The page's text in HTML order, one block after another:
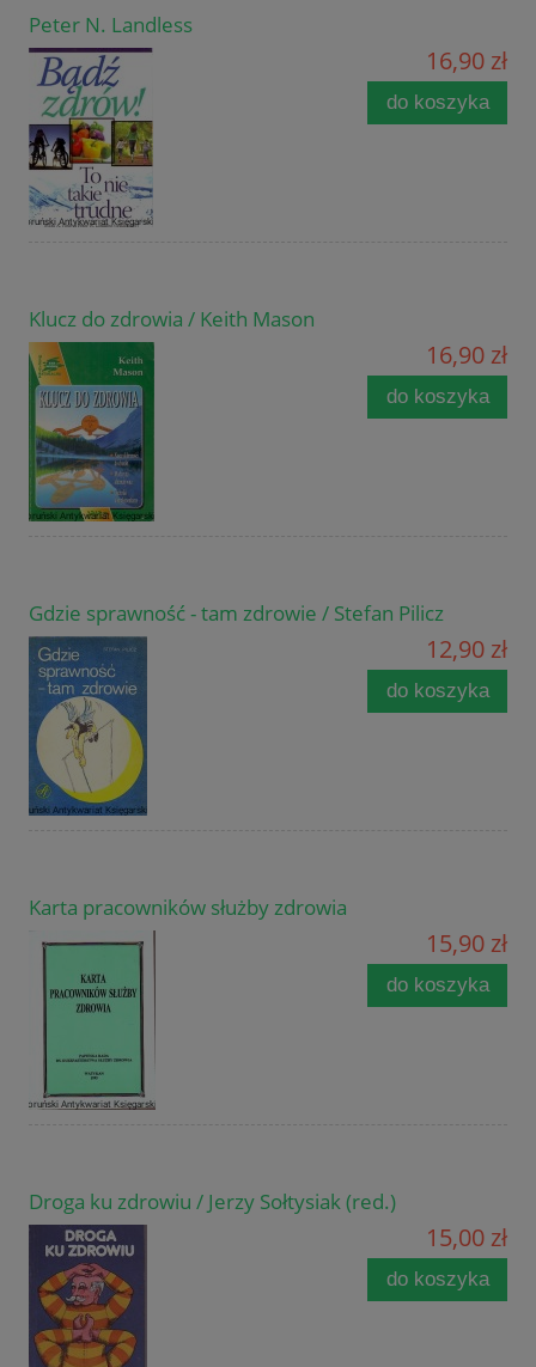
Peter N. Landless
16,90 zł
do koszyka
Klucz do zdrowia / Keith Mason
16,90 zł
do koszyka
Gdzie sprawność - tam zdrowie / Stefan Pilicz
12,90 zł
do koszyka
Karta pracowników służby zdrowia
15,90 zł
do koszyka
Droga ku zdrowiu / Jerzy Sołtysiak (red.)
15,00 zł
do koszyka